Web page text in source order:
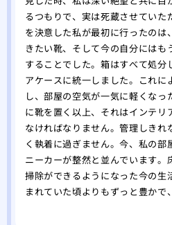
るつもりで、実は死蔵させていた
を決意した私が最初に行ったの
きたい靴、そして今の自分には
することでした。箱はすべて処分
アケースに統一しました。これ
し、部屋の空気が一気に軽くな
に靴を置く以上、それはインテリ
なければなりません。管理しきれ
く執着に過ぎません。今、私の
ニーカーが整然と並んでいます。
掃除ができるようになった今の生
まれていた頃よりもずっと豊かで